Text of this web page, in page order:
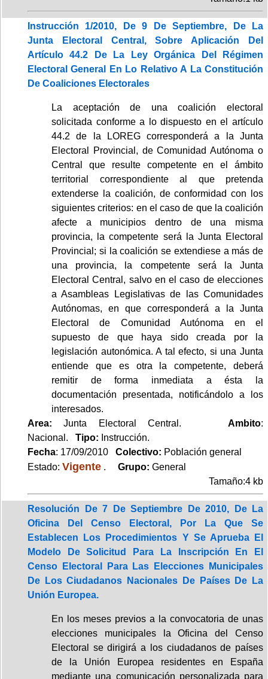
Instrucción 1/2010, De 9 De Septiembre, De La
Junta Electoral Central, Sobre Aplicación Del
Artículo 44.2 De La Ley Orgánica Del Régimen
Electoral General En Lo Relativo A La Constitución
De Coaliciones Electorales
La aceptación de una coalición electoral
solicitada conforme a lo dispuesto en el artículo
44.2 de la LOREG corresponderá a la Junta
Electoral Provincial, de Comunidad Autónoma o
Central que resulte competente en el ámbito
territorial correspondiente al que pretenda
extenderse la coalición, de conformidad con los
siguientes criterios: en el caso de que la coalición
afecte a municipios dentro de una misma
provincia, la competente será la Junta Electoral
Provincial; si la coalición se extendiese a más de
una provincia, la competente será la Junta
Electoral Central, salvo en el caso de elecciones
a Asambleas Legislativas de las Comunidades
Autónomas, en que corresponderá a la Junta
Electoral de Comunidad Autónoma en el
supuesto de que haya sido creada por la
legislación autonómica. A tal efecto, si una Junta
entiende que es otra la competente, deberá
remitir de forma inmediata a ésta la
documentación presentada, notificándolo a los
interesados.
Area: Junta Electoral Central. Ambito:
Nacional. Tipo: Instrucción.
Fecha: 17/09/2010 Colectivo: Población general
Estado: Vigente . Grupo: General
Tamaño:4 kb
Resolución De 7 De Septiembre De 2010, De La
Oficina Del Censo Electoral, Por La Que Se
Establecen Los Procedimientos Y Se Aprueba El
Modelo De Solicitud Para La Inscripción En El
Censo Electoral Para Las Elecciones Municipales
De Los Ciudadanos Nacionales De Países De La
Unión Europea.
En los meses previos a la convocatoria de unas
elecciones municipales la Oficina del Censo
Electoral se dirigirá a los ciudadanos de países
de la Unión Europea residentes en España
mediante una comunicación personalizada para